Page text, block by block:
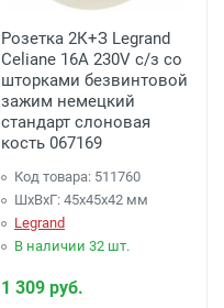
Розетка 2К+З Legrand
Celiane 16A 230V с/з со
шторками безвинтовой
зажим немецкий
стандарт слоновая
кость 067169
Код товара: 511760
ШхВхГ: 45x45x42 мм
Legrand
В наличии 32 шт.
1 309 руб.